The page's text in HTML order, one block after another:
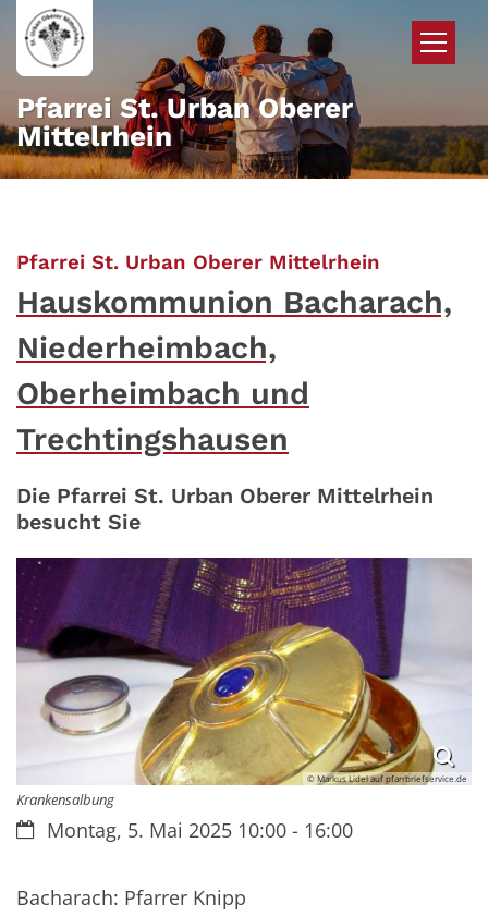
Zum Inhalt springen
Pfarrei St. Urban Oberer
Mittelrhein
Pfarrei St. Urban Oberer Mittelrhein
Hauskommunion Bacharach,
Niederheimbach,
Oberheimbach und
Trechtingshausen
Die Pfarrei St. Urban Oberer Mittelrhein
besucht Sie
© Markus Lidel auf pfarrbriefservice.de
Krankensalbung
Datum:Montag, 5. Mai 2025 10:00 - 16:00
Bacharach: Pfarrer Knipp